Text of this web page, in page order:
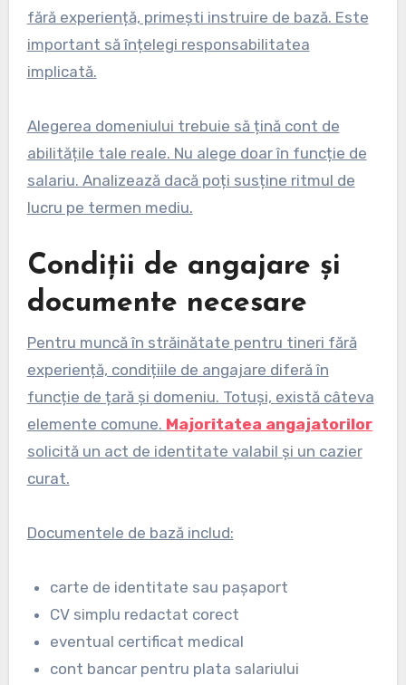
fără experiență, primești instruire de bază. Este
important să înțelegi responsabilitatea
implicată.
Alegerea domeniului trebuie să țină cont de
abilitățile tale reale. Nu alege doar în funcție de
salariu. Analizează dacă poți susține ritmul de
lucru pe termen mediu.
Condiții de angajare și
documente necesare
Pentru muncă în străinătate pentru tineri fără
experiență, condițiile de angajare diferă în
funcție de țară și domeniu. Totuși, există câteva
elemente comune. Majoritatea angajatorilor
solicită un act de identitate valabil și un cazier
curat.
Documentele de bază includ:
carte de identitate sau pașaport
CV simplu redactat corect
eventual certificat medical
cont bancar pentru plata salariului